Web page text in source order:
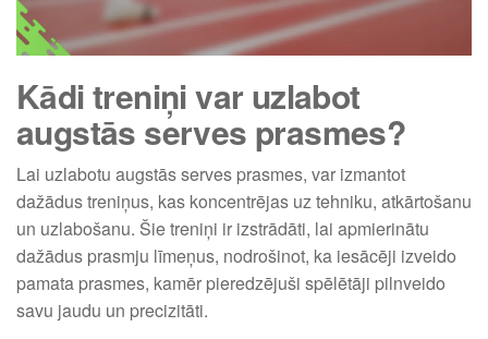
Kādi treniņi var uzlabot
augstās serves prasmes?
Lai uzlabotu augstās serves prasmes, var izmantot
dažādus treniņus, kas koncentrējas uz tehniku, atkārtošanu
un uzlabošanu. Šie treniņi ir izstrādāti, lai apmierinātu
dažādus prasmju līmeņus, nodrošinot, ka iesācēji izveido
pamata prasmes, kamēr pieredzējuši spēlētāji pilnveido
savu jaudu un precizitāti.